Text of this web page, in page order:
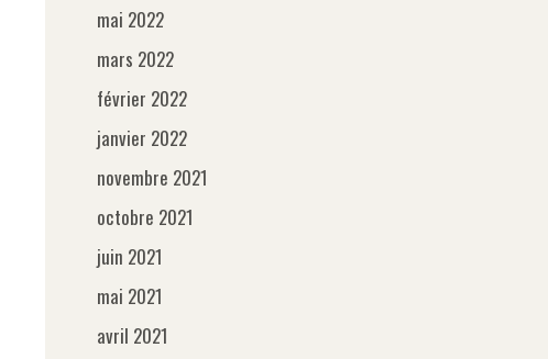
mai 2022
mars 2022
février 2022
janvier 2022
novembre 2021
octobre 2021
juin 2021
mai 2021
avril 2021